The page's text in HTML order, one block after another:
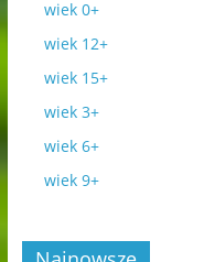
wiek 0+
wiek 12+
wiek 15+
wiek 3+
wiek 6+
wiek 9+